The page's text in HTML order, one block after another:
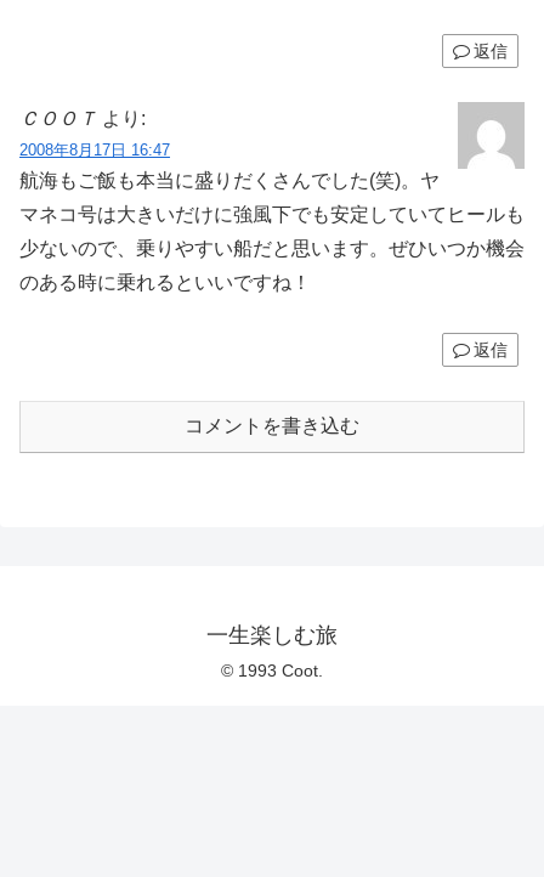
返信
ＣＯＯＴ より:
2008年8月17日 16:47
航海もご飯も本当に盛りだくさんでした(笑)。ヤ
マネコ号は大きいだけに強風下でも安定していてヒールも
少ないので、乗りやすい船だと思います。ぜひいつか機会
のある時に乗れるといいですね！
返信
コメントを書き込む
一生楽しむ旅
© 1993 Coot.